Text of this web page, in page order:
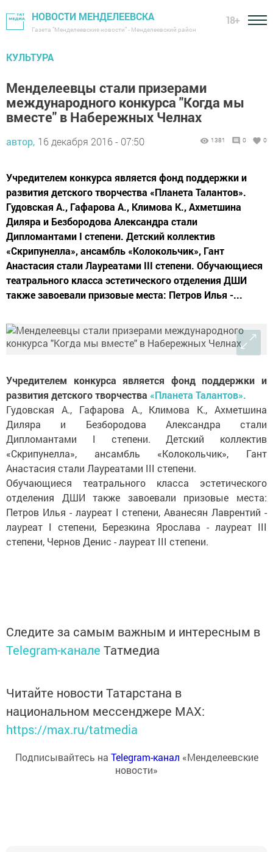
НОВОСТИ МЕНДЕЛЕЕВСКА
Газета "Менделеевские новости" - Менделеевский район
18+
КУЛЬТУРА
Менделеевцы стали призерами
международного конкурса "Когда мы
вместе" в Набережных Челнах
автор, 16 декабря 2016 - 07:50 1381 0 0
Учредителем конкурса является фонд поддержки и
развития детского творчества «Планета Талантов».
Гудовская А., Гафарова А., Климова К., Ахметшина
Диляра и Безбородова Александра стали
Дипломантами I степени. Детский коллектив
«Скрипунелла», ансамбль «Колокольчик», Гант
Анастасия стали Лауреатами III степени. Обучающиеся
театрального класса эстетического отделения ДШИ
также завоевали призовые места: Петров Илья -...
Учредителем конкурса является фонд поддержки и
развития детского творчества «Планета Талантов».
Гудовская А., Гафарова А., Климова К., Ахметшина
Диляра и Безбородова Александра стали
Дипломантами I степени. Детский коллектив
«Скрипунелла», ансамбль «Колокольчик», Гант
Анастасия стали Лауреатами III степени.
Обучающиеся театрального класса эстетического
отделения ДШИ также завоевали призовые места:
Петров Илья - лауреат I степени, Аванесян Лаврентий -
лауреат I степени, Березкина Ярослава - лауреат III
степени, Чернов Денис - лауреат III степени.
Следите за самым важным и интересным в
Telegram-канале Татмедиа
Читайте новости Татарстана в
национальном мессенджере MАХ:
https://max.ru/tatmedia
Подписывайтесь на Telegram-канал «Менделеевские
новости»